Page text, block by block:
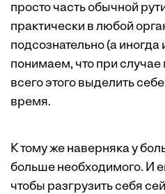
просто часть обычной
практически в любой
подсознательно (а иногда
понимаем, что при
всего этого выделить
время.
К тому же наверняка у
больше необходимого. И
чтобы разгрузить себя